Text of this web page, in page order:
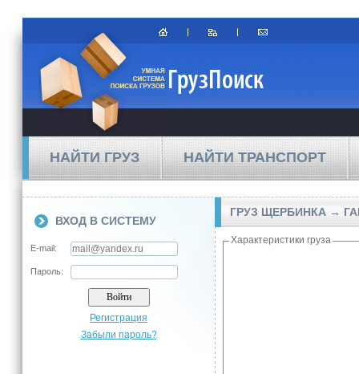
НАЙТИ ГРУЗ НАЙТИ ТРАНСПОРТ
ВХОД В СИСТЕМУ
E-mail:
Пароль:
Регистрация
Забыли пароль?
ГРУЗ ЩЕРБИНКА →
Характеристики груза